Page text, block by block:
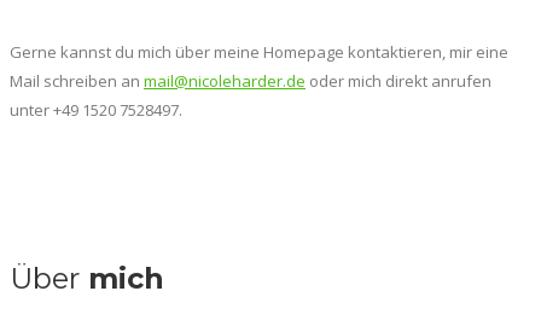
Gerne kannst du mich über meine Homepage kontaktieren, mir eine
Mail schreiben an mail@nicoleharder.de oder mich direkt anrufen
unter +49 1520 7528497.
Über mich